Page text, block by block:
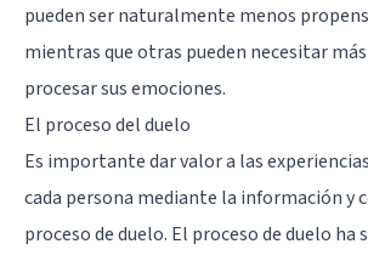
pueden ser naturalmente menos
mientras que otras pueden necesitar
procesar sus emociones.
El proceso del duelo
Es importante dar valor a las
cada persona mediante la información y
proceso de duelo. El proceso de duelo